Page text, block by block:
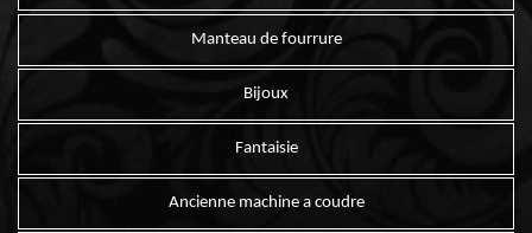
Manteau de fourrure
Bijoux
Fantaisie
Ancienne machine a coudre